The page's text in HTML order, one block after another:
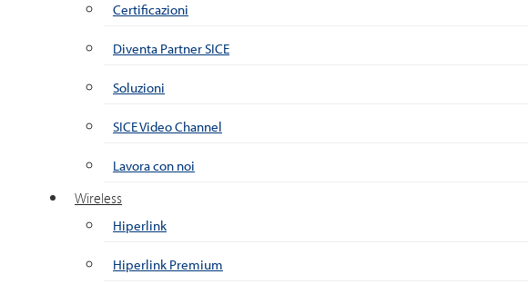
Certificazioni
Diventa Partner SICE
Soluzioni
SICE Video Channel
Lavora con noi
Wireless
Hiperlink
Hiperlink Premium